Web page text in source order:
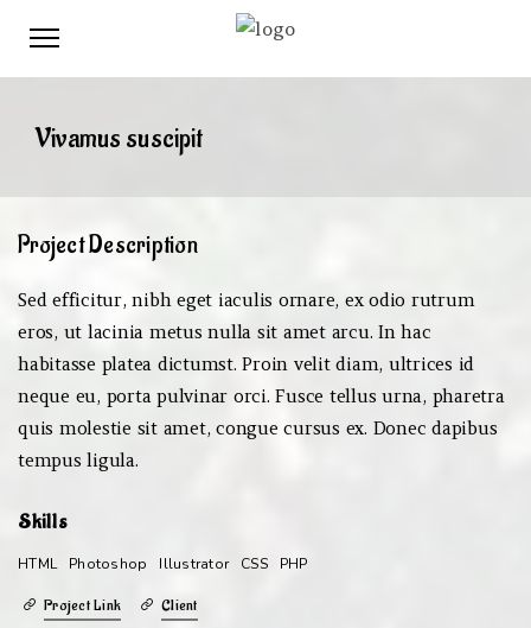
Vivamus suscipit
Project Description
Sed efficitur, nibh eget iaculis ornare, ex odio rutrum
eros, ut lacinia metus nulla sit amet arcu. In hac
habitasse platea dictumst. Proin velit diam, ultrices id
neque eu, porta pulvinar orci. Fusce tellus urna, pharetra
quis molestie sit amet, congue cursus ex. Donec dapibus
tempus ligula.
Skills
HTML Photoshop Illustrator CSS PHP
Project Link Client